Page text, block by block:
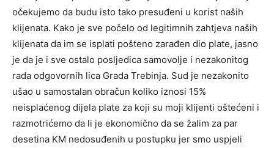
očekujemo da budu isto tako presuđeni u korist naših
klijenata. Kako je sve počelo od legitimnih zahtjeva naših
klijenata da im se isplati pošteno zarađen dio plate, jasno
je da je i sve ostalo posljedica samovolje i nezakonitog
rada odgovornih lica Grada Trebinja. Sud je nezakonito
ušao u samostalan obračun koliko iznosi 15%
neisplaćenog dijela plate za koji su moji klijenti oštećeni i
razmotrićemo da li je ekonomično da se žalim za par
desetina KM nedosuđenih u postupku jer smo uspjeli